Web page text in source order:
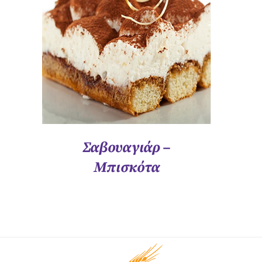
ΓΡΉΓΟΡΗ ΠΡΟΒΟΛΉ
Σαβουαγιάρ –
Μπισκότα